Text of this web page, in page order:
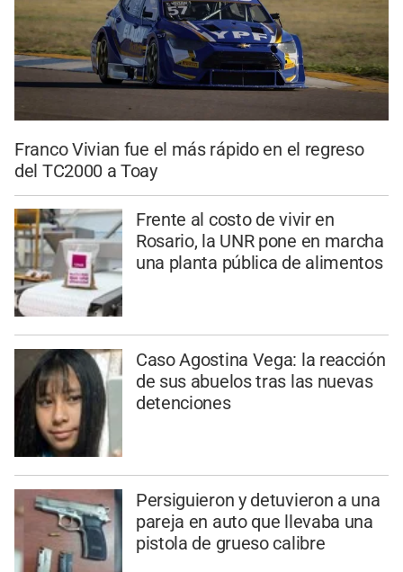
Franco Vivian fue el más rápido en el regreso
del TC2000 a Toay
Frente al costo de vivir en
Rosario, la UNR pone en marcha
una planta pública de alimentos
Caso Agostina Vega: la reacción
de sus abuelos tras las nuevas
detenciones
Persiguieron y detuvieron a una
pareja en auto que llevaba una
pistola de grueso calibre